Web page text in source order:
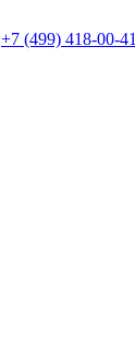
+7 (499) 418-00-41